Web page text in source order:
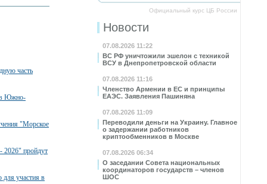
Официальный курс ЦБ России
Новости
07.08.2026 11:22
ВС РФ уничтожили эшелон с техникой
ВСУ в Днепропетровской области
07.08.2026 11:16
Членство Армении в ЕС и принципы
ЕАЭС. Заявления Пашиняна
07.08.2026 11:09
Переводили деньги на Украину. Главное
о задержании работников
криптообменников в Москве
07.08.2026 06:34
О заседании Совета национальных
координаторов государств – членов
ШОС
часть
в Южно-
"Морское
2026" пройдут
участия в